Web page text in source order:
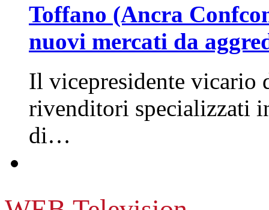
Toffano (Ancra
nuovi mercati da
Il vicepresidente vicario
rivenditori specializzati
di…